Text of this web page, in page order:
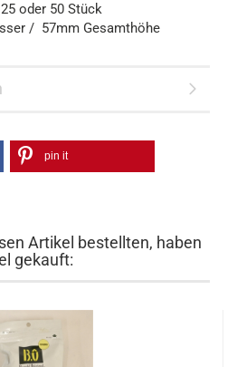
oder 50 Stück
/ 57mm Gesamthöhe
pin it
Artikel bestellten, haben
gekauft: